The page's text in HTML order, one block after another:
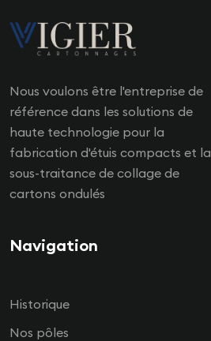
Nous voulons être l'entreprise de
référence dans les solutions de
haute technologie pour la
fabrication d'étuis compacts et la
sous-traitance de collage de
cartons ondulés
Navigation
Historique
Nos pôles